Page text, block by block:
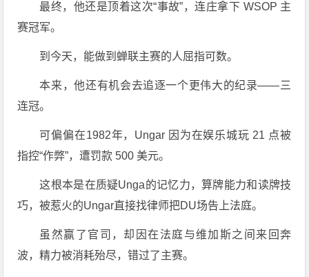
最终，他还是顶着这次“事故”，连庄拿下 WSOP 主
赛冠军。
到今天，能做到蝉联主赛的人屈指可数。
本来，他还有机会去追逐一个更伟大的纪录——三
连冠。
可偏偏在1982年，Ungar 因为在娱乐城玩 21 点被
指控“作弊”，遭罚款 500 美元。
这根本是在质疑Unga的记忆力，算牌能力和读牌技
巧，被惹火的Ungar直接找律师把DU场告上法庭。
虽然赢了官司，却因在法庭与维加斯之间来回奔
波，精力被消耗殆尽，错过了主赛。